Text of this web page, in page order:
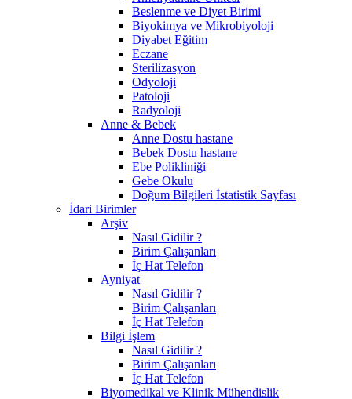
Beslenme ve Diyet Birimi
Biyokimya ve Mikrobiyoloji
Diyabet Eğitim
Eczane
Sterilizasyon
Odyoloji
Patoloji
Radyoloji
Anne & Bebek
Anne Dostu hastane
Bebek Dostu hastane
Ebe Polikliniği
Gebe Okulu
Doğum Bilgileri İstatistik Sayfası
İdari Birimler
Arşiv
Nasıl Gidilir ?
Birim Çalışanları
İç Hat Telefon
Ayniyat
Nasıl Gidilir ?
Birim Çalışanları
İç Hat Telefon
Bilgi İşlem
Nasıl Gidilir ?
Birim Çalışanları
İç Hat Telefon
Biyomedikal ve Klinik Mühendislik